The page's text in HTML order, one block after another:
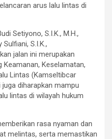
arus lalu lintas di
Setiyono, S.I.K., M.H.,
S.I.K.,
jalan ini merupakan
Keamanan, Keselamatan,
Lintas (Kamseltibcar
diharapkan mampu
lintas di wilayah hukum
rasa nyaman dan
melintas, serta memastikan